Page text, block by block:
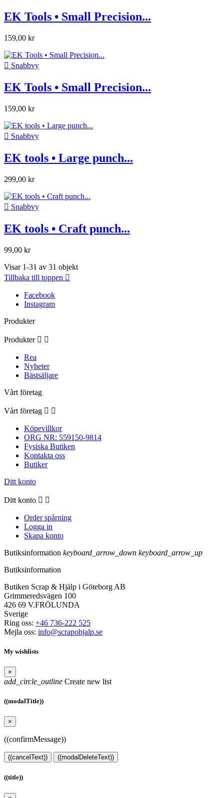
EK Tools • Small Precision...
159,00 kr
 Snabbvy
EK Tools • Small Precision...
159,00 kr
 Snabbvy
EK tools • Large punch...
299,00 kr
 Snabbvy
EK tools • Craft punch...
99,00 kr
Visar 1-31 av 31 objekt
Tillbaka till toppen 
Facebook
Instagram
Produkter
Produkter  
Rea
Nyheter
Bästsäljare
Vårt företag
Vårt företag  
Köpevillkor
ORG NR: 559150-9814
Fysiska Butiken
Kontakta oss
Butiker
Ditt konto
Ditt konto  
Order spårning
Logga in
Skapa konto
Butiksinformation keyboard_arrow_down keyboard_arrow_up
Butiksinformation
Butiken Scrap & Hjälp i Göteborg AB
Grimmeredsvägen 100
426 69 V.FRÖLUNDA
Sverige
Ring oss: +46 736-222 525
Mejla oss: info@scrapohjalp.se
My wishlists
×
add_circle_outline Create new list
((modalTitle))
×
((confirmMessage))
((cancelText)) ((modalDeleteText))
((title))